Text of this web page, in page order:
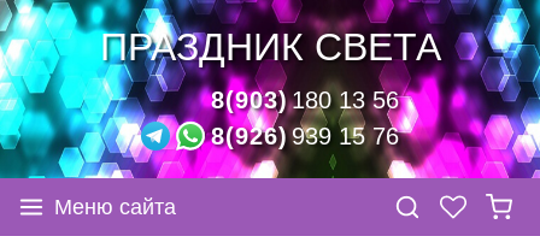
ПРАЗДНИК СВЕТА
8(903)180 13 56
8(926)939 15 76
Меню сайта